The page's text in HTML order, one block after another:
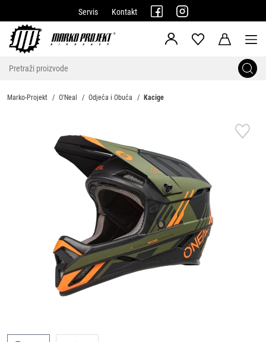
Servis Kontakt
Marko-Projekt O'Neal Odjeća i Obuća Kacige